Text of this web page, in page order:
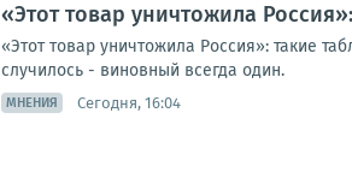
«Этот товар уничтожила
«Этот товар уничтожила Россия»: такие
случилось - виновный всегда один.
МНЕНИЯ Сегодня, 16:04